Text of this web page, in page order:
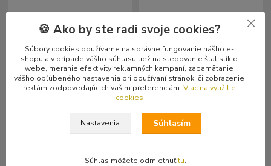
Posolstvo od protinožcov
(kniha, Marlo Morgan)
10,99 €/ks
Skladom
Pridať do košíka
Mních, ktorý predal svoje
Ferrari (kniha, Robin Sharma)
12,99 € ks
Skladom
Pridať do košíka
🍪 Ako by ste radi svoje cookies?
Súbory cookies používame na správne fungovanie nášho e-
shopu a v prípade vášho súhlasu tiež na sledovanie štatistík o
webe, meranie efektivity reklamných kampaní, zapamätanie
vášho obľúbeného nastavenia pri používaní stránok, či zobrazenie
reklám zodpovedajúcich vašim preferenciám. Viac na využitie
cookies
Nastavenia Súhlasím
Súhlas môžete odmietnuťtu.